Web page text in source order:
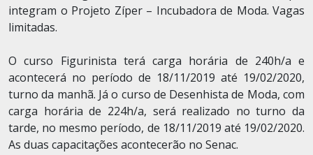
integram o Projeto Zíper – Incubadora de Moda. Vagas
limitadas.
O curso Figurinista terá carga horária de 240h/a e
acontecerá no período de 18/11/2019 até 19/02/2020,
turno da manhã. Já o curso de Desenhista de Moda, com
carga horária de 224h/a, será realizado no turno da
tarde, no mesmo período, de 18/11/2019 até 19/02/2020.
As duas capacitações acontecerão no Senac.